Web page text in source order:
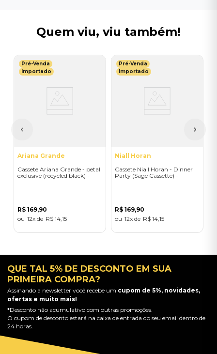
Quem viu, viu também!
Pré-Venda
Importado
Ariana Grande
Cassete Ariana Grande - petal
exclusive (recycled black) -
R$ 169,90
12
R$ 14 15
Pré-Venda
Importado
Niall Horan
Cassete Niall Horan - Dinner
Party (Sage Cassette) -
R$ 169,90
12
R$ 14 15
QUE TAL 5% DE DESCONTO EM SUA
PRIMEIRA COMPRA?
Assinando a newsletter você recebe um cupom de 5%, novidades,
ofertas e muito mais!
*Desconto não acumulativo com outras promoções.
O cupom de desconto estará na caixa de entrada do seu email dentro de
24 horas.